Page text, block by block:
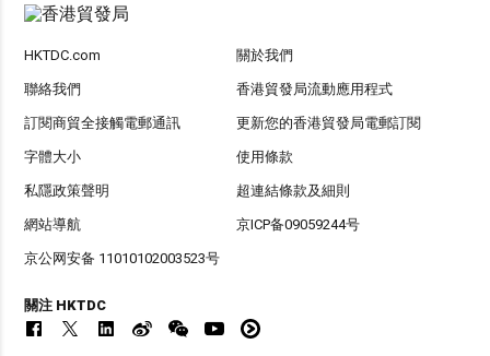
HKTDC.com 關於我們
聯絡我們 香港貿發局流動應用程式
訂閱商貿全接觸電郵通訊 更新您的香港貿發局電郵訂閱
字體大小 使用條款
私隱政策聲明 超連結條款及細則
網站導航 京ICP备09059244号
京公网安备 11010102003523号
關注 HKTDC